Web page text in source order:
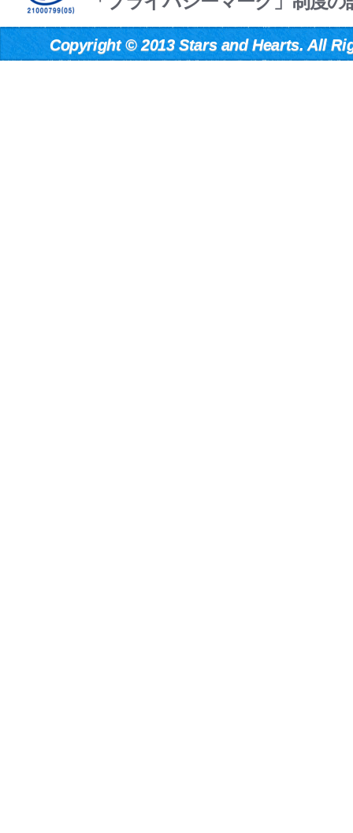
Copyright©2013 Stars and Hearts. All